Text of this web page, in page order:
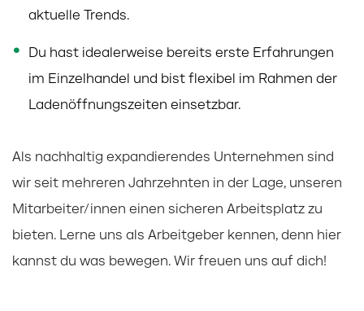
aktuelle Trends.
Du hast idealerweise bereits erste Erfahrungen
im Einzelhandel und bist flexibel im Rahmen der
Ladenöffnungszeiten einsetzbar.
Als nachhaltig expandierendes Unternehmen sind
wir seit mehreren Jahrzehnten in der Lage, unseren
Mitarbeiter/innen einen sicheren Arbeitsplatz zu
bieten. Lerne uns als Arbeitgeber kennen, denn hier
kannst du was bewegen. Wir freuen uns auf dich!